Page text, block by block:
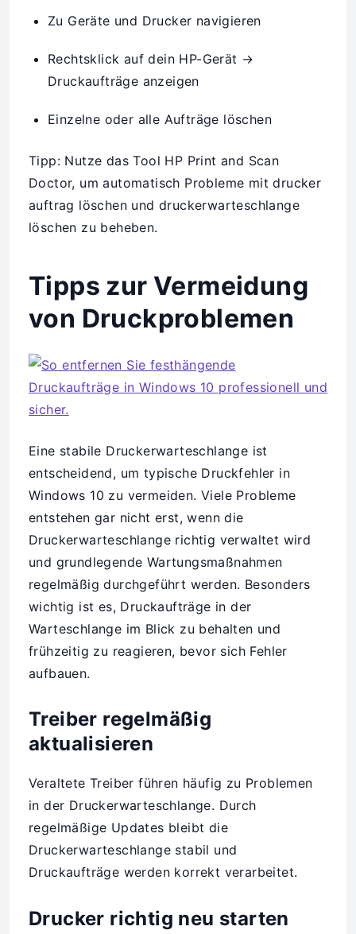
Zu Geräte und Drucker navigieren
Rechtsklick auf dein HP-Gerät →
Druckaufträge anzeigen
Einzelne oder alle Aufträge löschen
Tipp: Nutze das Tool HP Print and Scan
Doctor, um automatisch Probleme mit drucker
auftrag löschen und druckerwarteschlange
löschen zu beheben.
Tipps zur Vermeidung
von Druckproblemen
Eine stabile Druckerwarteschlange ist
entscheidend, um typische Druckfehler in
Windows 10 zu vermeiden. Viele Probleme
entstehen gar nicht erst, wenn die
Druckerwarteschlange richtig verwaltet wird
und grundlegende Wartungsmaßnahmen
regelmäßig durchgeführt werden. Besonders
wichtig ist es, Druckaufträge in der
Warteschlange im Blick zu behalten und
frühzeitig zu reagieren, bevor sich Fehler
aufbauen.
Treiber regelmäßig
aktualisieren
Veraltete Treiber führen häufig zu Problemen
in der Druckerwarteschlange. Durch
regelmäßige Updates bleibt die
Druckerwarteschlange stabil und
Druckaufträge werden korrekt verarbeitet.
Drucker richtig neu starten